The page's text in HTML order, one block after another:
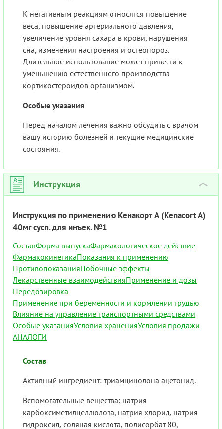
К негативным реакциям относятся повышение
веса, повышение артериального давления,
увеличение уровня сахара в крови, нарушения
сна, изменения настроения и остеопороз.
Длительное использование может привести к
уменьшению естественного производства
кортикостероидов организмом.
Особые указания
Перед началом лечения важно обсудить с врачом
вашу историю болезней и текущие медицинские
состояния.
Инструкция ›
Инструкция по применению Кенакорт А (Kenacort A)
40мг сусп. для инъек. №1
СоставФорма выпускаФармакологическое действие
ФармакокинетикаПоказания к применению
ПротивопоказанияПобочные эффекты
Лекарственные взаимодействияПрименение и дозы
Передозировка
Применение при беременности и кормлении грудью
Влияние на управление транспортными средствами
Особые указанияУсловия храненияУсловия продажи
АНАЛОГИ
Состав
Активный ингредиент: триамцинолона ацетонид.
Вспомогательные вещества: натрия
карбоксиметилцеллюлоза, натрия хлорид, натрия
гидроксид, соляная кислота, полисорбат 80,